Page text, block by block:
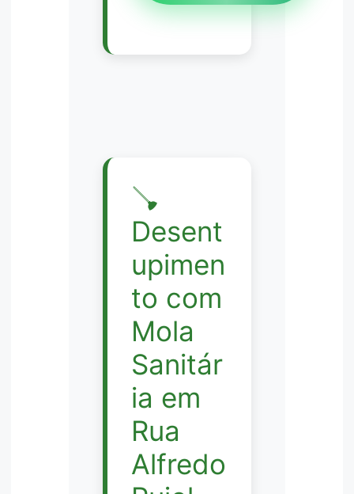
🪠
Desent
upimen
to com
Mola
Sanitár
ia em
Rua
Alfredo